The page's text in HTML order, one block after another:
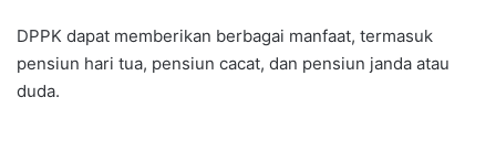
DPPK dapat memberikan berbagai manfaat, termasuk
pensiun hari tua, pensiun cacat, dan pensiun janda atau
duda.